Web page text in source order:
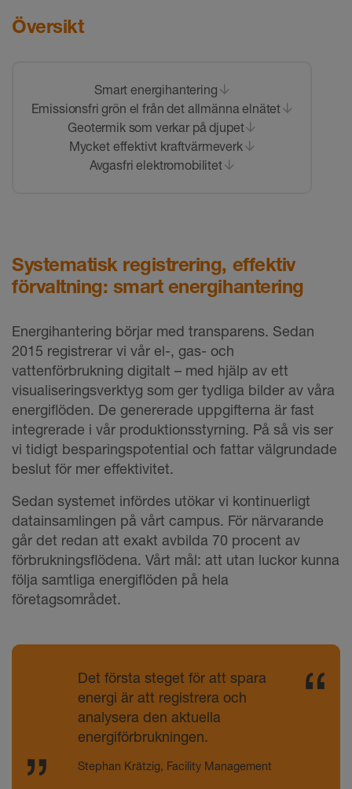
Översikt
Smart energihantering
Emissionsfri grön el från det allmänna elnätet
Geotermik som verkar på djupet
Mycket effektivt kraftvärmeverk
Avgasfri elektromobilitet
Systematisk registrering, effektiv
förvaltning: smart energihantering
Energihantering börjar med transparens. Sedan
2015 registrerar vi vår el-, gas- och
vattenförbrukning digitalt – med hjälp av ett
visualiseringsverktyg som ger tydliga bilder av våra
energiflöden. De genererade uppgifterna är fast
integrerade i vår produktionsstyrning. På så vis ser
vi tidigt besparingspotential och fattar välgrundade
beslut för mer effektivitet.
Sedan systemet infördes utökar vi kontinuerligt
datainsamlingen på vårt campus. För närvarande
går det redan att exakt avbilda 70 procent av
förbrukningsflödena. Vårt mål: att utan luckor kunna
följa samtliga energiflöden på hela
företagsområdet.
Det första steget för att spara
energi är att registrera och
analysera den aktuella
energiförbrukningen.
Stephan Krätzig, Facility Management